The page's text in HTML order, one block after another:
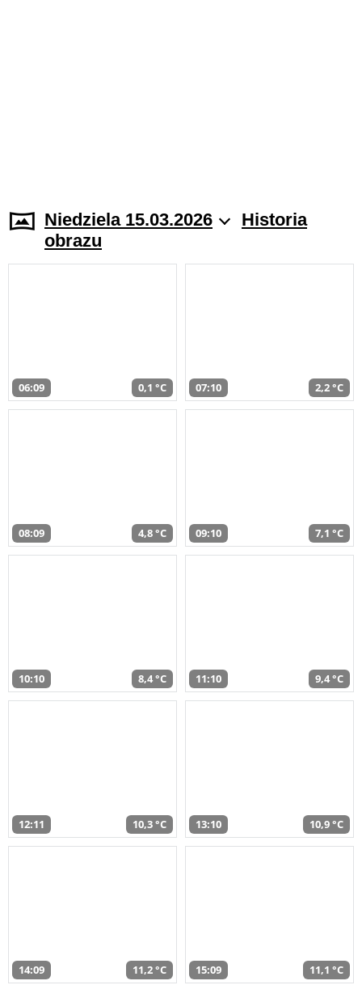
Niedziela 15.03.2026
Historia
obrazu
06:09 0,1 °C 07:10 2,2 °C
08:09 4,8 °C 09:10 7,1 °C
10:10 8,4 °C 11:10 9,4 °C
12:11 10,3 °C 13:10 10,9 °C
14:09 11,2 °C 15:09 11,1 °C